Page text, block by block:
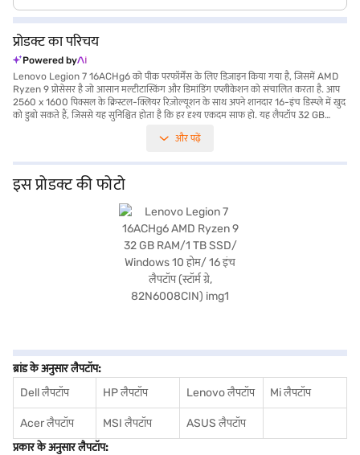
प्रोडक्ट का परिचय
Powered by
Lenovo Legion 7 16ACHg6 को पीक परफॉर्मेंस के लिए डिज़ाइन किया गया है, जिसमें AMD
Ryzen 9 प्रोसेसर है जो आसान मल्टीटास्किंग और डिमांडिंग एप्लीकेशन को संचालित करता है. आप
2560 x 1600 पिक्सल के क्रिस्टल-क्लियर रिज़ोल्यूशन के साथ अपने शानदार 16-इंच डिस्प्ले में खुद
को डुबो सकते हैं, जिससे यह सुनिश्चित होता है कि हर दृश्य एकदम साफ हो. यह लैपटॉप 32 GB
स्टोरेज और तेज़ एक्सेस प्रदान करता है. Windows 10 होम के साथ पहले से इंस्टॉल, यह लैपटॉप
Legion 7 16ACHg6 में पावर और स्टाइल शामिल हैं, जिससे यह गेमर्स, कंटेंट क्रिएटर्स और
प्रोफेशनल दोनों के लिए आदर्श है. जो लोग परफॉर्मेंस और एस्थेटिक्स में सर्वश्रेष्ठ चाहते हैं, उनके लिए
डिज़ाइन किया गया यह हाई-एंड लैपटॉप असाधारण स्पीड और रिस्पॉन्स प्रदान करता है. खरीदारी करने
के लिए बजाज फाइनेंस पर विकल्पों के बारे में जानें या पार्टनर स्टोर पर जाएं और Easy EMIs का लाभ
और पढ़ें
इस प्रोडक्ट की फोटो
ब्रांड के अनुसार लैपटॉप:
Dell लैपटॉप
HP लैपटॉप Lenovo लैपटॉप Mi लैपटॉप
Acer लैपटॉप MSI लैपटॉप
ASUS लैपटॉप
प्रकार के अनुसार लैपटॉप: